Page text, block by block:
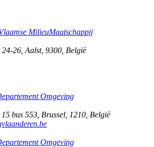
MilieuMaatschappij
24-26 Aalst, 9300 België
Omgeving
bus 553 Brussel 1210 België
Omgeving